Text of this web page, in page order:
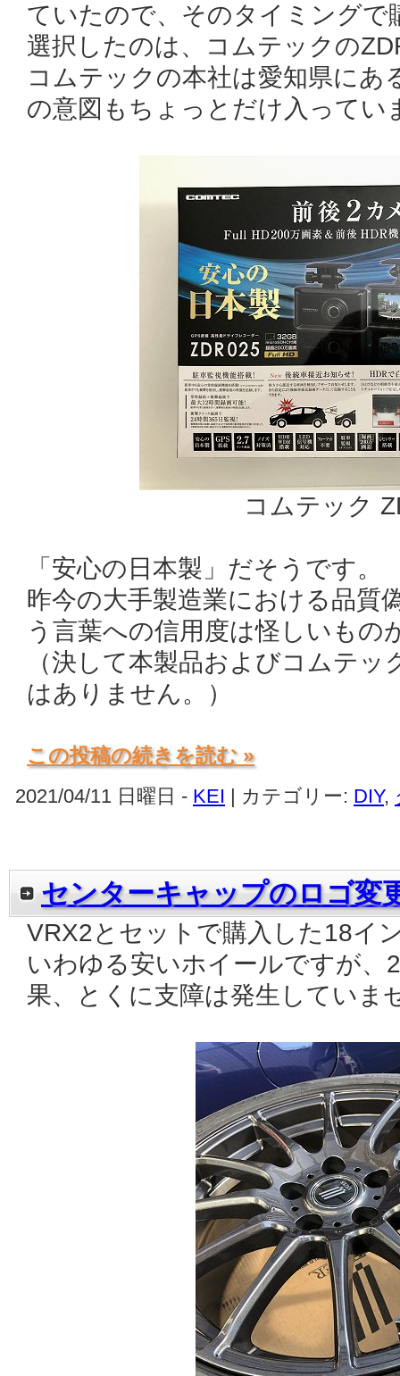
ていたので、そのタイミングで
選択したのは、コムテックの
コムテックの本社は愛知県にあ
の意図もちょっとだけ入ってい
コムテック
「安心の日本製」だそうです。
昨今の大手製造業における品質
う言葉への信用度は怪しいもの
（決して本製品およびコムテ
はありません。）
この投稿の続きを読む »
2021/04/11 日曜日 - KEI | カテゴリー: DIY,
センターキャップのロゴ変
VRX2とセットで購入した18イ
いわゆる安いホイールですが、
果、とくに支障は発生していま